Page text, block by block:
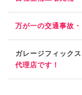
万が一の交通事故
ガレージフィックス
代理店です！